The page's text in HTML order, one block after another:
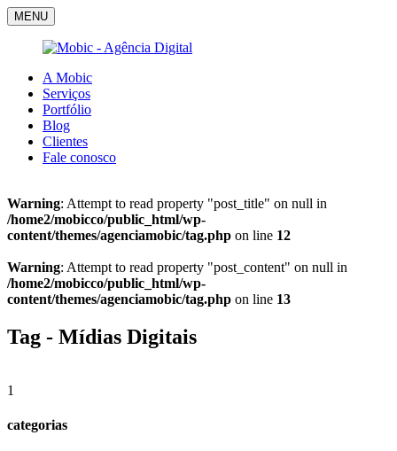
MENU
A Mobic
Serviços
Portfólio
Blog
Clientes
Fale conosco
Warning: Attempt to read property "post_title" on null in
/home2/mobicco/public_html/wp-
content/themes/agenciamobic/tag.php on line 12
Warning: Attempt to read property "post_content" on null in
/home2/mobicco/public_html/wp-
content/themes/agenciamobic/tag.php on line 13
Tag - Mídias Digitais
1
categorias